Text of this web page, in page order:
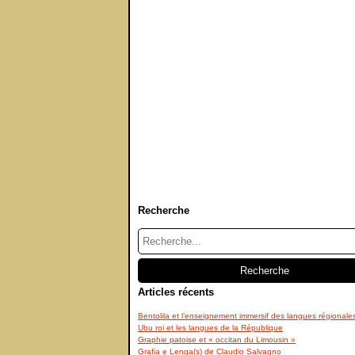
Recherche
Articles récents
Bentolila et l’enseignement immersif des langues
Ubu roi et les langues de la République
Graphie patoise et « occitan du Limousin »
Grafia e Lenga(s) de Claudio Salvagno